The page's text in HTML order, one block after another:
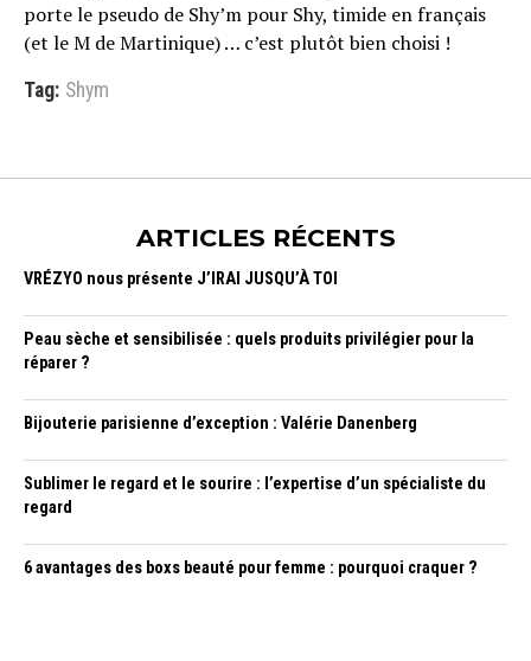
porte le pseudo de Shy’m pour Shy, timide en français
(et le M de Martinique) … c’est plutôt bien choisi !
Tag: Shym
ARTICLES RÉCENTS
VRÉZYO nous présente J’IRAI JUSQU’À TOI
Peau sèche et sensibilisée : quels produits privilégier pour la
réparer ?
Bijouterie parisienne d’exception : Valérie Danenberg
Sublimer le regard et le sourire : l’expertise d’un spécialiste du
regard
6 avantages des boxs beauté pour femme : pourquoi craquer ?